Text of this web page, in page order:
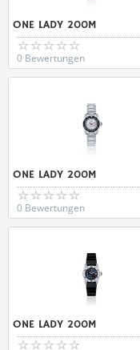
ONE LADY 200M
0 Bewertungen
ONE LADY 200M
0 Bewertungen
ONE LADY 200M